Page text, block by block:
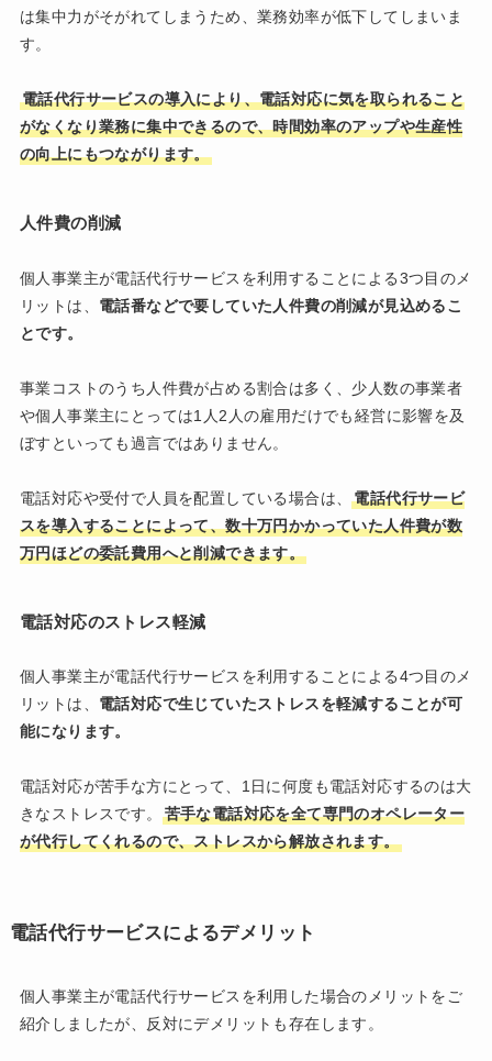
は集中力がそがれてしまうため、業務効率が低下してしまいま
す。
電話代行サービスの導入により、電話対応に気を取られること
がなくなり業務に集中できるので、時間効率のアップや生産性
の向上にもつながります。
人件費の削減
個人事業主が電話代行サービスを利用することによる3つ目のメ
リットは、 電話番などで要していた人件費の削減が見込めるこ
とです。
事業コストのうち人件費が占める割合は多く、少人数の事業者
や個人事業主にとっては1人2人の雇用だけでも経営に影響を及
ぼすといっても過言ではありません。
電話対応や受付で人員を配置している場合は、電話代行サービ
スを導入することによって、数十万円かかっていた人件費が数
万円ほどの委託費用へと削減できます。
電話対応のストレス軽減
個人事業主が電話代行サービスを利用することによる4つ目のメ
リットは、 電話対応で生じていたストレスを軽減することが可
能になります。
電話対応が苦手な方にとって、1日に何度も電話対応するのは大
きなストレスです。
苦手な電話対応を全て専門のオペレーター
が代行してくれるので、ストレスから解放されます。
電話代行サービスによるデメリット
個人事業主が電話代行サービスを利用した場合のメリットをご
紹介しましたが、反対にデメリットも存在します。